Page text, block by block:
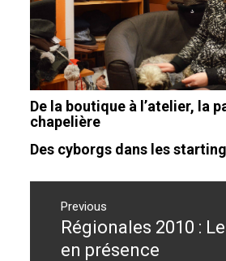
De la boutique à l’atelier, la
chapelière
Des cyborgs dans les
Navigation
l’article
Previous
Previous
post:
Régionales 2010 :
en présence